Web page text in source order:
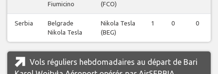
Fiumicino
(FCO)
Serbia
Belgrade
Nikola Tesla
Nikola Tesla
(BEG)
1 0 0
Vols réguliers hebdomadaires au départ de Bari